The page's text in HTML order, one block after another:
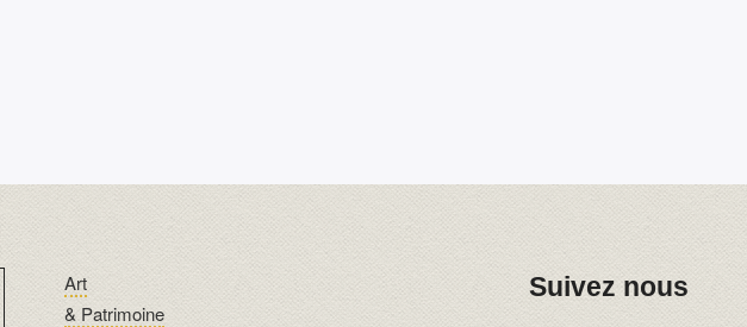
Art
& Patrimoine
Suivez nous